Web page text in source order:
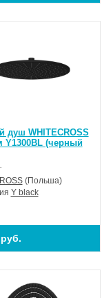
душ WHITECROSS
Y1300BL (черный
(Польша)
Y black